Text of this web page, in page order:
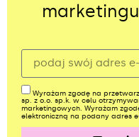
Wyrażam zgodę na
sp. z o.o. sp.k. w celu
marketingowych. Wyrażam
elektroniczną na podany adres